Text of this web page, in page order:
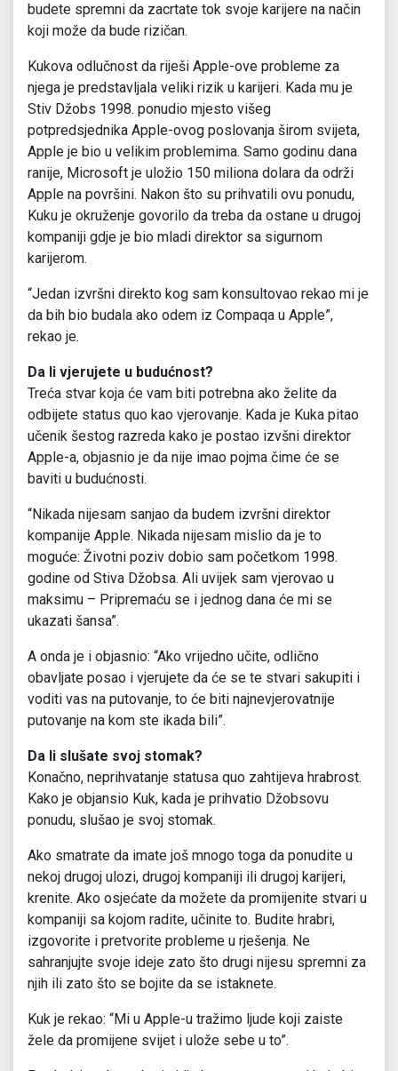
budete spremni da zacrtate tok svoje karijere na način
koji može da bude rizičan.
Kukova odlučnost da riješi Apple-ove probleme za
njega je predstavljala veliki rizik u karijeri. Kada mu je
Stiv Džobs 1998. ponudio mjesto višeg
potpredsjednika Apple-ovog poslovanja širom svijeta,
Apple je bio u velikim problemima. Samo godinu dana
ranije, Microsoft je uložio 150 miliona dolara da održi
Apple na površini. Nakon što su prihvatili ovu ponudu,
Kuku je okruženje govorilo da treba da ostane u drugoj
kompaniji gdje je bio mladi direktor sa sigurnom
karijerom.
“Jedan izvršni direkto kog sam konsultovao rekao mi je
da bih bio budala ako odem iz Compaqa u Apple”,
rekao je.
Da li vjerujete u budućnost?
Treća stvar koja će vam biti potrebna ako želite da
odbijete status quo kao vjerovanje. Kada je Kuka pitao
učenik šestog razreda kako je postao izvšni direktor
Apple-a, objasnio je da nije imao pojma čime će se
baviti u budućnosti.
“Nikada nijesam sanjao da budem izvršni direktor
kompanije Apple. Nikada nijesam mislio da je to
moguće: Životni poziv dobio sam početkom 1998.
godine od Stiva Džobsa. Ali uvijek sam vjerovao u
maksimu – Pripremaću se i jednog dana će mi se
ukazati šansa”.
A onda je i objasnio: “Ako vrijedno učite, odlično
obavljate posao i vjerujete da će se te stvari sakupiti i
voditi vas na putovanje, to će biti najnevjerovatnije
putovanje na kom ste ikada bili”.
Da li slušate svoj stomak?
Konačno, neprihvatanje statusa quo zahtijeva hrabrost.
Kako je objansio Kuk, kada je prihvatio Džobsovu
ponudu, slušao je svoj stomak.
Ako smatrate da imate još mnogo toga da ponudite u
nekoj drugoj ulozi, drugoj kompaniji ili drugoj karijeri,
krenite. Ako osjećate da možete da promijenite stvari u
kompaniji sa kojom radite, učinite to. Budite hrabri,
izgovorite i pretvorite probleme u rješenja. Ne
sahranjujte svoje ideje zato što drugi nijesu spremni za
njih ili zato što se bojite da se istaknete.
Kuk je rekao: “Mi u Apple-u tražimo ljude koji zaiste
žele da promijene svijet i ulože sebe u to”.